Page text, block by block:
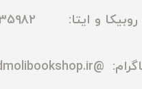
و ایتا: 09165435982
@madmolibookshop.ir